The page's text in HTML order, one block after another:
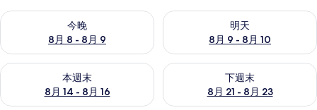
今晚
8月 8 - 8月 9
查看今晚 (8月 8 - 8月 9) 的供應情況
明天
8月 9 - 8月 10
查看明天 (8月 9 - 8月 10) 的供
本週末
8月 14 - 8月 16
查看本週末 (8月 14 - 8月 16) 的供應情況
下週末
8月 21 - 8月 23
查看下週末 (8月 21 - 8月 23)